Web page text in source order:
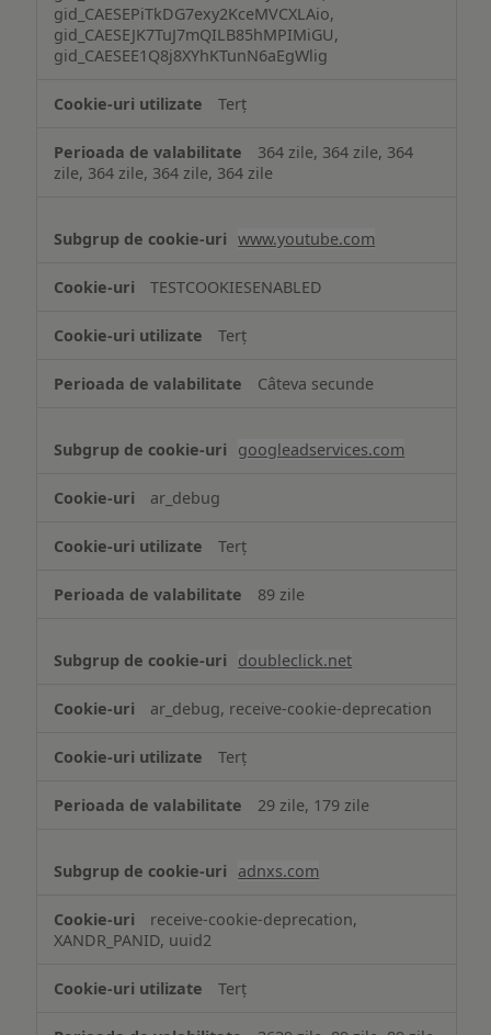
gid_CAESEPiTkDG7exy2KceMVCXLAio,
gid_CAESEJK7TuJ7mQILB85hMPIMiGU,
gid_CAESEE1Q8j8XYhKTunN6aEgWlig
Terț
364 zile, 364 zile, 364
zile, 364 zile, 364 zile, 364 zile
www.youtube.com
TESTCOOKIESENABLED
Terț
Câteva secunde
googleadservices.com
ar_debug
Terț
89 zile
doubleclick.net
ar_debug, receive-cookie-deprecation
Terț
29 zile, 179 zile
adnxs.com
receive-cookie-deprecation,
XANDR_PANID, uuid2
Terț